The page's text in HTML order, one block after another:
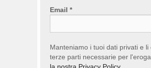
Email *
Manteniamo i tuoi dati privati e
terze parti necessarie per
la nostra Privacy Policy.